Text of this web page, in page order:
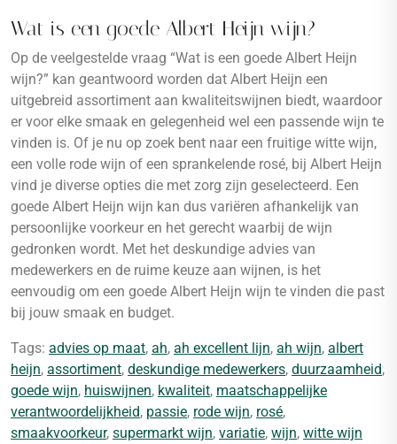
Wat is een goede Albert Heijn wijn?
Op de veelgestelde vraag “Wat is een goede Albert Heijn
wijn?” kan geantwoord worden dat Albert Heijn een
uitgebreid assortiment aan kwaliteitswijnen biedt, waardoor
er voor elke smaak en gelegenheid wel een passende wijn te
vinden is. Of je nu op zoek bent naar een fruitige witte wijn,
een volle rode wijn of een sprankelende rosé, bij Albert Heijn
vind je diverse opties die met zorg zijn geselecteerd. Een
goede Albert Heijn wijn kan dus variëren afhankelijk van
persoonlijke voorkeur en het gerecht waarbij de wijn
gedronken wordt. Met het deskundige advies van
medewerkers en de ruime keuze aan wijnen, is het
eenvoudig om een goede Albert Heijn wijn te vinden die past
bij jouw smaak en budget.
Tags: advies op maat, ah, ah excellent lijn, ah wijn, albert
heijn, assortiment, deskundige medewerkers, duurzaamheid,
goede wijn, huiswijnen, kwaliteit, maatschappelijke
verantwoordelijkheid, passie, rode wijn, rosé,
smaakvoorkeur, supermarkt wijn, variatie, wijn, witte wijn